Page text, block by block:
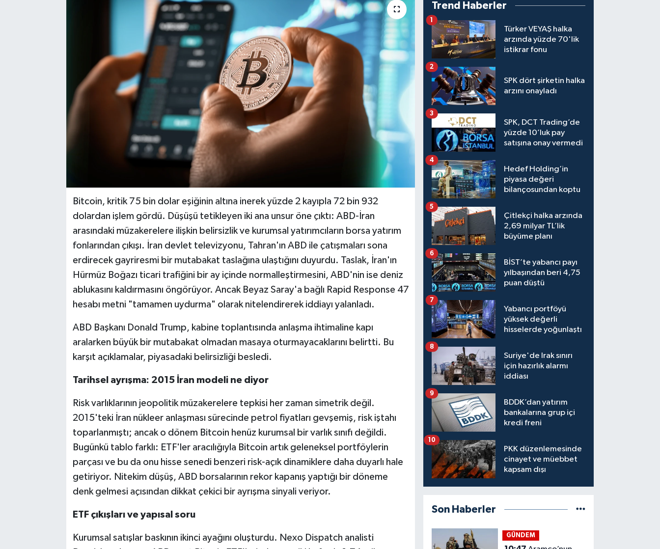
Bitcoin, kritik 75 bin dolar eşiğinin altına inerek yüzde 2 kayıpla 72 bin 932
dolardan işlem gördü. Düşüşü tetikleyen iki ana unsur öne çıktı: ABD-İran
arasındaki müzakerelere ilişkin belirsizlik ve kurumsal yatırımcıların borsa yatırım
fonlarından çıkışı. İran devlet televizyonu, Tahran'ın ABD ile çatışmaları sona
erdirecek gayriresmi bir mutabakat taslağına ulaştığını duyurdu. Taslak, İran'ın
Hürmüz Boğazı ticari trafiğini bir ay içinde normalleştirmesini, ABD'nin ise deniz
ablukasını kaldırmasını öngörüyor. Ancak Beyaz Saray'a bağlı Rapid Response 47
hesabı metni "tamamen uydurma" olarak nitelendirerek iddiayı yalanladı.
ABD Başkanı Donald Trump, kabine toplantısında anlaşma ihtimaline kapı
aralarken büyük bir mutabakat olmadan masaya oturmayacaklarını belirtti. Bu
karşıt açıklamalar, piyasadaki belirsizliği besledi.
Tarihsel ayrışma: 2015 İran modeli ne diyor
Risk varlıklarının jeopolitik müzakerelere tepkisi her zaman simetrik değil.
2015'teki İran nükleer anlaşması sürecinde petrol fiyatları gevşemiş, risk iştahı
toparlanmıştı; ancak o dönem Bitcoin henüz kurumsal bir varlık sınıfı değildi.
Bugünkü tablo farklı: ETF'ler aracılığıyla Bitcoin artık geleneksel portföylerin
parçası ve bu da onu hisse senedi benzeri risk-açık dinamiklere daha duyarlı hale
getiriyor. Nitekim düşüş, ABD borsalarının rekor kapanış yaptığı bir döneme
denk gelmesi açısından dikkat çekici bir ayrışma sinyali veriyor.
ETF çıkışları ve yapısal soru
Kurumsal satışlar baskının ikinci ayağını oluşturdu. Nexo Dispatch analisti
Trend Haberler
Türker VEYAŞ halka
arzında yüzde 70'lik
istikrar fonu
1
SPK dört şirketin halka
arzını onayladı
2
SPK, DCT Trading’de
yüzde 10’luk pay
satışına onay vermedi
3
Hedef Holding’in
piyasa değeri
bilançosundan koptu
4
Çitlekçi halka arzında
2,69 milyar TL’lik
büyüme planı
5
BİST’te yabancı payı
yılbaşından beri 4,75
puan düştü
6
Yabancı portföyü
yüksek değerli
hisselerde yoğunlaştı
7
Suriye'de Irak sınırı
için hazırlık alarmı
iddiası
8
BDDK’dan yatırım
bankalarına grup içi
kredi freni
9
PKK düzenlemesinde
cinayet ve müebbet
kapsam dışı
10
Son Haberler
GÜNDEM